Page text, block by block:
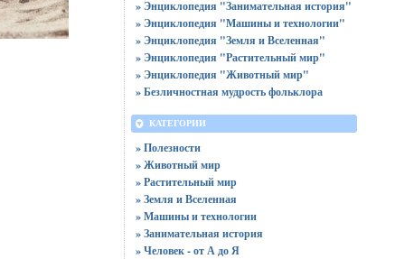
» Энциклопедия "Занимательная история"
» Энциклопедия "Машины и технологии"
» Энциклопедия "Земля и Вселенная"
» Энциклопедия "Растительный мир"
» Энциклопедия "Животный мир"
» Безличностная мудрость фольклора
КАТЕГОРИИ
» Полезности
» Животный мир
» Растительный мир
» Земля и Вселенная
» Машины и технологии
» Занимательная история
» Человек - от А до Я